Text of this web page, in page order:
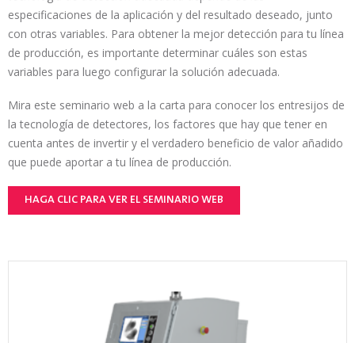
especificaciones de la aplicación y del resultado deseado, junto
con otras variables. Para obtener la mejor detección para tu línea
de producción, es importante determinar cuáles son estas
variables para luego configurar la solución adecuada.
Mira este seminario web a la carta para conocer los entresijos de
la tecnología de detectores, los factores que hay que tener en
cuenta antes de invertir y el verdadero beneficio de valor añadido
que puede aportar a tu línea de producción.
HAGA CLIC PARA VER EL SEMINARIO WEB